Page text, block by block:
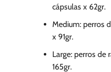
cápsulas x 62gr.
Medium: perros
x 91gr.
Large: perros de
165gr.